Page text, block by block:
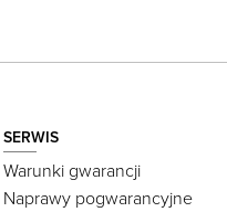
SERWIS
Warunki gwarancji
Naprawy pogwarancyjne